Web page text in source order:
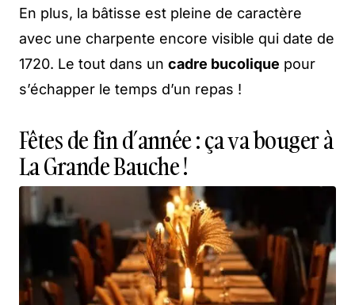
En plus, la bâtisse est pleine de caractère
avec une charpente encore visible qui date de
1720. Le tout dans un cadre bucolique pour
s’échapper le temps d’un repas !
Fêtes de fin d’année : ça va bouger à
La Grande Bauche !